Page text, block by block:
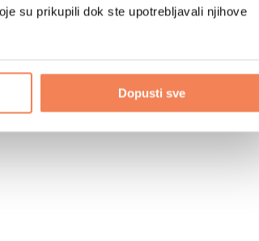
su prikupili dok ste upotrebljavali njihove
Dopusti sve